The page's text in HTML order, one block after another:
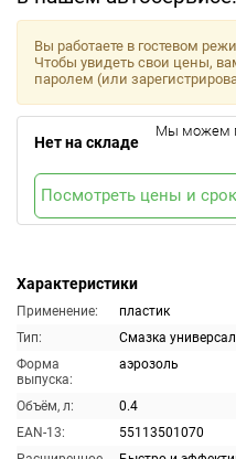
Характеристики
Применение:
пластик
Тип:
Смазка
Форма
выпуска:
аэрозоль
Объём, л:
0.4
EAN-13:
55113501070
Вы работаете в гостевом
Чтобы увидеть свои цены,
паролем (или
Нет на складе
Мы можем
Посмотреть цены и